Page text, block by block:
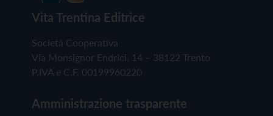
Vita Trentina Editrice
Società Cooperativa
Via Monsignor Endrici, 14 – 38122 Trento
P.IVA e C.F. 00199960220
Amministrazione trasparente